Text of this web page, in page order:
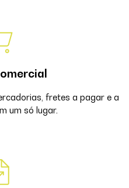
fretes a pagar e a
um só lugar.